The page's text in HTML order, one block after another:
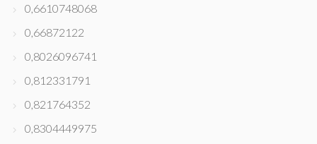
0,6610748068
0,66872122
0,8026096741
0,812331791
0,821764352
0,8304449975